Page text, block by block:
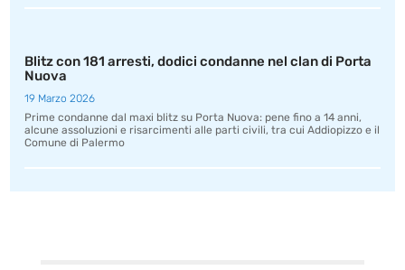
Blitz con 181 arresti, dodici condanne nel clan di Porta
Nuova
19 Marzo 2026
Prime condanne dal maxi blitz su Porta Nuova: pene fino a 14 anni,
alcune assoluzioni e risarcimenti alle parti civili, tra cui Addiopizzo e il
Comune di Palermo